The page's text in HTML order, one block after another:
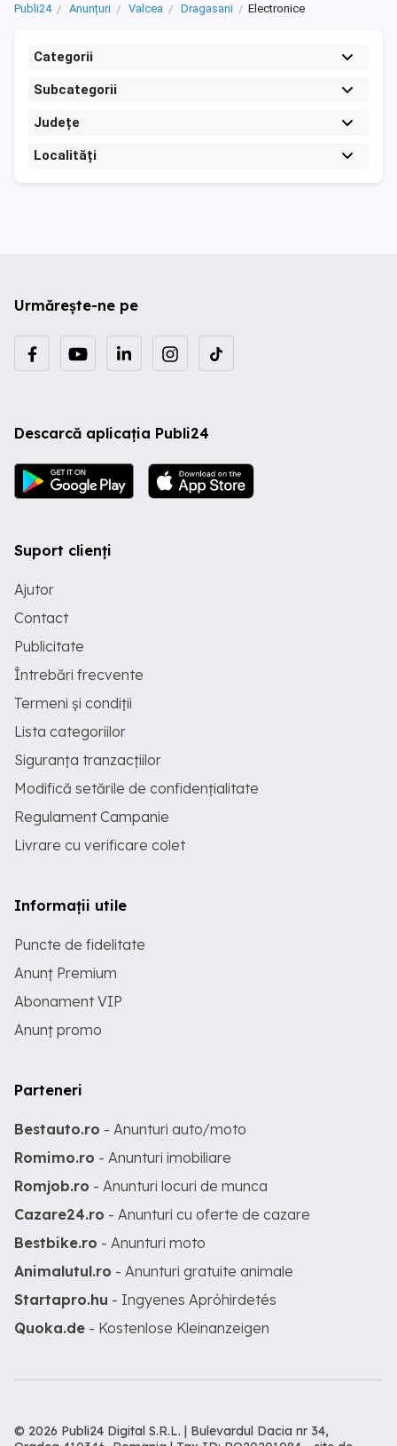
Publi24 Anunțuri Valcea Dragasani Electronice
Categorii
Subcategorii
Județe
Localități
Urmărește-ne pe
Descarcă aplicația Publi24
Suport clienți
Ajutor
Contact
Publicitate
Întrebări frecvente
Termeni și condiții
Lista categoriilor
Siguranța tranzacțiilor
Modifică setările de confidențialitate
Regulament Campanie
Livrare cu verificare colet
Informații utile
Puncte de fidelitate
Anunț Premium
Abonament VIP
Anunț promo
Parteneri
Bestauto.ro - Anunturi auto/moto
Romimo.ro - Anunturi imobiliare
Romjob.ro - Anunturi locuri de munca
Cazare24.ro - Anunturi cu oferte de cazare
Bestbike.ro - Anunturi moto
Animalutul.ro - Anunturi gratuite animale
Startapro.hu - Ingyenes Apróhirdetés
Quoka.de - Kostenlose Kleinanzeigen
© 2026 Publi24 Digital S.R.L. | Bulevardul Dacia nr 34,